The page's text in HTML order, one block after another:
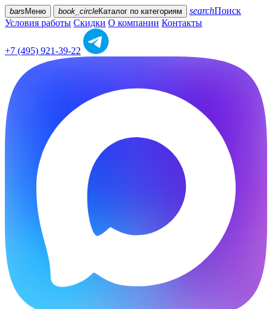
bars Меню book_circleКаталог по категориям searchПоиск
Условия работы Скидки О компании Контакты
+7 (495) 921-39-22